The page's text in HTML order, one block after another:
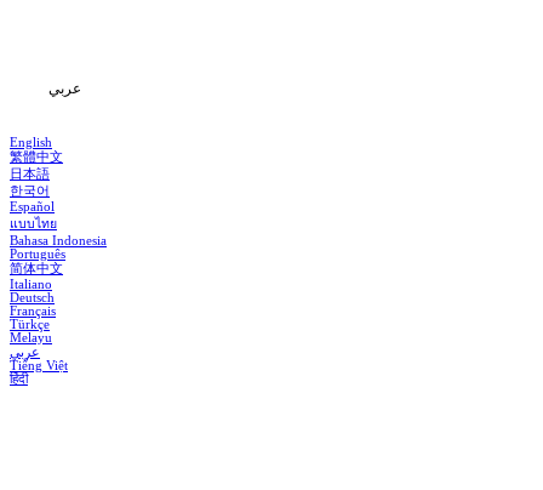
عربي
English
繁體中文
日本語
한국어
Español
แบบไทย
Bahasa Indonesia
Português
简体中文
Italiano
Deutsch
Français
Türkçe
Melayu
عربي
Tiếng Việt
हिंदी